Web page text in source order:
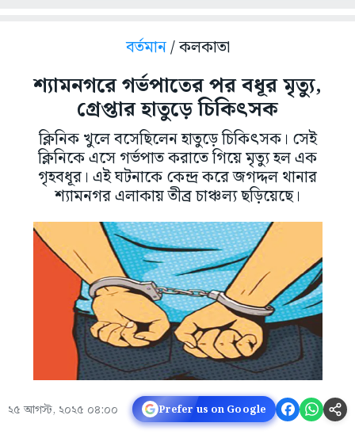
বর্তমান/ কলকাতা
শ্যামনগরে গর্ভপাতের পর বধূর মৃত্যু,
গ্রেপ্তার হাতুড়ে চিকিৎসক
ক্লিনিক খুলে বসেছিলেন হাতুড়ে চিকিৎসক। সেই
ক্লিনিকে এসে গর্ভপাত করাতে গিয়ে মৃত্যু হল এক
গৃহবধূর। এই ঘটনাকে কেন্দ্র করে জগদ্দল থানার
শ্যামনগর এলাকায় তীব্র চাঞ্চল্য ছড়িয়েছে।
২৫ আগস্ট, ২০২৫ ০৪:০০ Prefer us on Google